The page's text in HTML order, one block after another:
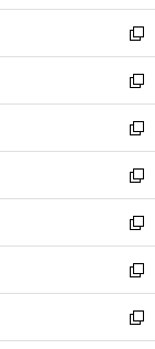
ウ
で
開
く
ン
ド
ウ
で
開
く
新
し
い
ウ
ィ
ン
ド
ウ
で
開
く
新
し
い
ウ
ィ
ン
ド
ウ
で
開
く
新
し
い
ウ
ィ
ン
ド
ウ
で
開
新
し
い
ウ
ィ
ン
ド
ウ
新
し
い
ウ
ィ
ン
新
し
い
ウ
新
し